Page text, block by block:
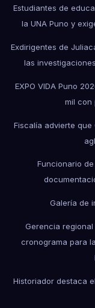
Estudiantes de
la UNA Puno y
Exdirigentes de
las
EXPO VIDA Puno
mil con
Fiscalía advierte
Funcionario
Galería de
Gerencia
cronograma para
Historiador destaca